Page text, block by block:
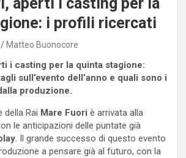
aperti i casting per la
i profili ricercati
Matteo Buonocore
i casting per la quinta stagione:
sull’evento dell’anno e quali sono i
produzione.
della Rai Mare Fuori è arrivata alla
le anticipazioni delle puntate già
. Il grande successo di questo evento
a pensare già al futuro, con la